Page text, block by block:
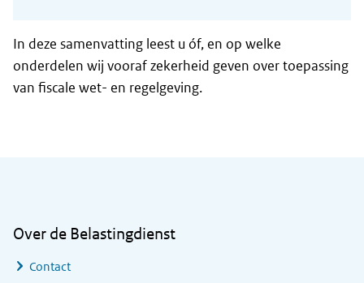
In deze samenvatting leest u óf, en op welke
onderdelen wij vooraf zekerheid geven over toepassing
van fiscale wet- en regelgeving.
Over de Belastingdienst
Contact